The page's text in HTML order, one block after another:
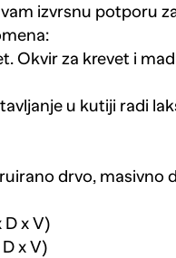
izvrsnu potporu
Okvir za krevet i
u kutiji radi
drvo, masivno
x V)
x V)